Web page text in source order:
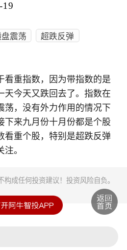
19
震荡
超跌反弹
看重指数，因为带指数的是
天今天又跌回去了。指数在
荡，没有外力作用的情况下
下来九月份十月份都是个股
看重个股，特别是超跌反弹
。
成任何投资建议！投资风险自负。